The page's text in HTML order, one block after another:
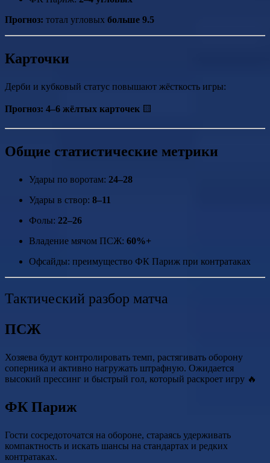
Прогноз: тотал угловых больше 9.5
Карточки
Дерби и кубковый статус повышают жёсткость игры:
Прогноз: 4–6 жёлтых карточек 🟨
Общие статистические метрики
Удары по воротам: 24–28
Удары в створ: 8–11
Фолы: 22–26
Владение мячом ПСЖ: 60%+
Офсайды: преимущество ФК Париж при контратаках
Тактический разбор матча
ПСЖ
Хозяева будут контролировать темп, растягивать оборону
соперника и активно нагружать штрафную. Ожидается
высокий прессинг и быстрый гол, который раскроет игру 🔥
ФК Париж
Гости сосредоточатся на обороне, стараясь удерживать
компактность и искать шансы на стандартах и редких
контратаках.